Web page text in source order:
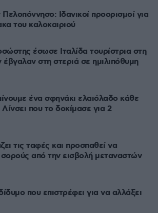
Ιδανικοί προορισμοί για
του καλοκαιριού
έσωσε Ιταλίδα τουρίστρια στη
στη στεριά σε ημιλιπόθυμη
ένα σφηνάκι ελαιόλαδο κάθε
που το δοκίμασε για 2
τις ταφές και προσπαθεί να
σορούς από την εισβολή μεταναστών
που επιστρέφει για να αλλάξει